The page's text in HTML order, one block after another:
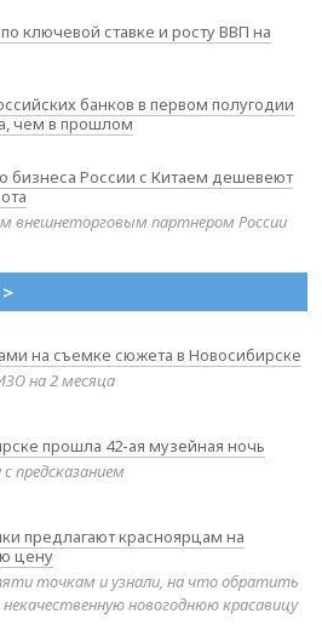
ключевой ставке и росту ВВП на
банков в первом полугодии
чем в прошлом
бизнеса России с Китаем дешевеют
внешнеторговым партнером России
>
на съемке сюжета в Новосибирске
на 2 месяца
прошла 42-ая музейная ночь
предсказанием
предлагают красноярцам на
цену
точкам и узнали, на что обратить
новогоднюю красавицу